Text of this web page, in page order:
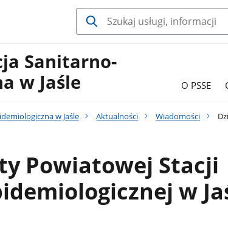
Sanitarno-
w Jaśle
O PSSE
w Jaśle Aktualności Wiadomości
Powiatowej Stacji
w